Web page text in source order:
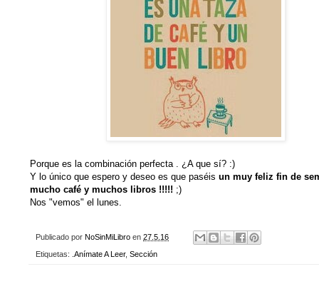
Porque es la combinación perfecta . ¿A que sí? :)
Y lo único que espero y deseo es que paséis un muy feliz fin de
mucho café y muchos libros !!!!! ;)
Nos "vemos" el lunes.
Publicado por NoSinMiLibro en 27.5.16
Etiquetas: .Anímate A Leer, Sección